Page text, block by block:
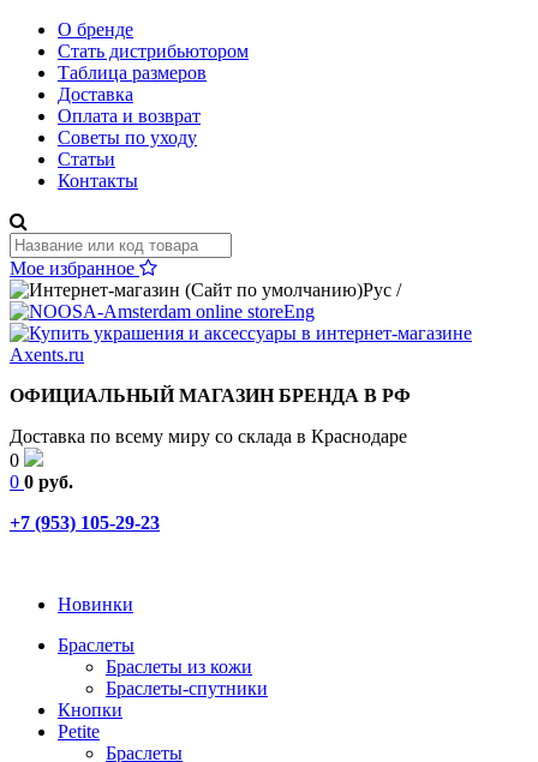
О бренде
Стать дистрибьютором
Таблица размеров
Доставка
Оплата и возврат
Советы по уходу
Статьи
Контакты
Мое избранное
Рус /
Eng
ОФИЦИАЛЬНЫЙ МАГАЗИН БРЕНДА В РФ
Доставка по всему миру со склада в Краснодаре
0
0 0 руб.
+7 (953) 105-29-23
Новинки
Браслеты
Браслеты из кожи
Браслеты-спутники
Кнопки
Petite
Браслеты